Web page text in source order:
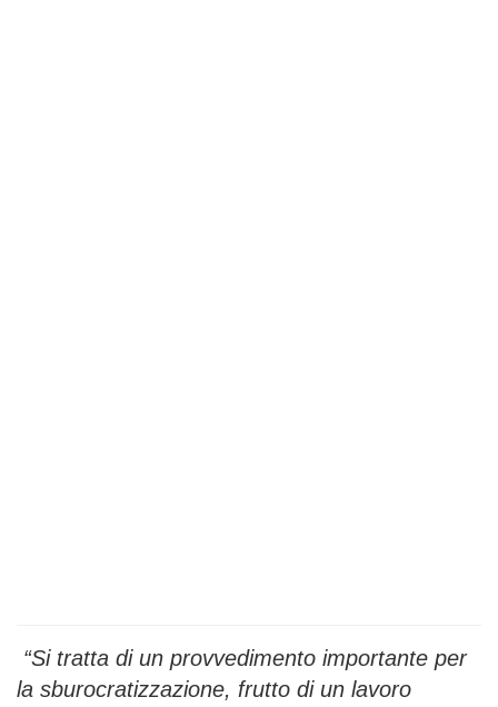
“Si tratta di un provvedimento importante per
la sburocratizzazione, frutto di un lavoro